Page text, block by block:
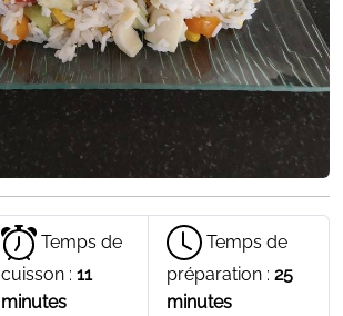
Temps de
cuisson : 11
minutes
Temps de
préparation : 25
minutes